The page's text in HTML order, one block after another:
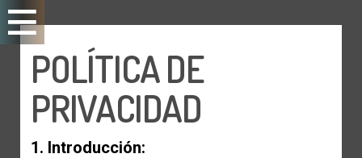
POLÍTICA DE
PRIVACIDAD
1. Introducción: